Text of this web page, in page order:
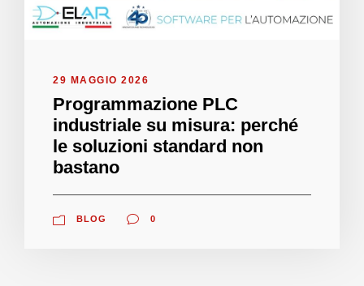
29 MAGGIO 2026
Programmazione PLC
industriale su misura: perché
le soluzioni standard non
bastano
BLOG 0